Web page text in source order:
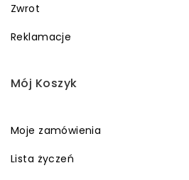
Zwrot
Reklamacje
Mój Koszyk
Moje zamówienia
Lista życzeń